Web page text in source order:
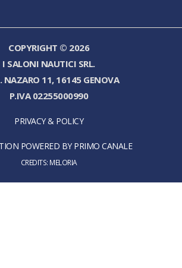
COPYRIGHT © 2026
I SALONI NAUTICI SRL.
NAZARO 11, 16145 GENOVA
P.IVA 02255000990
PRIVACY & POLICY
POWERED BY PRIMO CANALE
CREDITS: MELORIA